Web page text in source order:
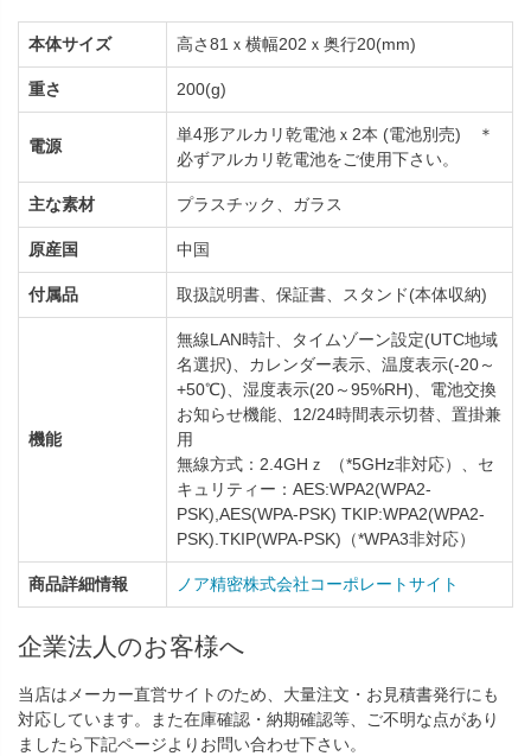
本体サイズ 高さ81ｘ横幅202ｘ奥行20(mm)
重さ 200(g)
電源
単4形アルカリ乾電池ｘ2本 (電池別売) ＊
必ずアルカリ乾電池をご使用下さい。
主な素材 プラスチック、ガラス
原産国 中国
付属品 取扱説明書、保証書、スタンド(本体収納)
機能
無線LAN時計、タイムゾーン設定(UTC地域
名選択)、カレンダー表示、温度表示(-20～
+50℃)、湿度表示(20～95%RH)、電池交換
お知らせ機能、12/24時間表示切替、置掛兼
用
無線方式：2.4GHｚ （*5GHz非対応）、セ
キュリティー：AES:WPA2(WPA2-
PSK),AES(WPA-PSK) TKIP:WPA2(WPA2-
PSK).TKIP(WPA-PSK)（*WPA3非対応）
商品詳細情報 ノア精密株式会社コーポレートサイト
企業法人のお客様へ
当店はメーカー直営サイトのため、大量注文・お見積書発行にも
対応しています。また在庫確認・納期確認等、ご不明な点があり
ましたら下記ページよりお問い合わせ下さい。